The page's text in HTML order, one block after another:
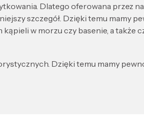
Dlatego oferowana przez
szczegół. Dzięki temu mamy
w morzu czy basenie, a także
Dzięki temu mamy